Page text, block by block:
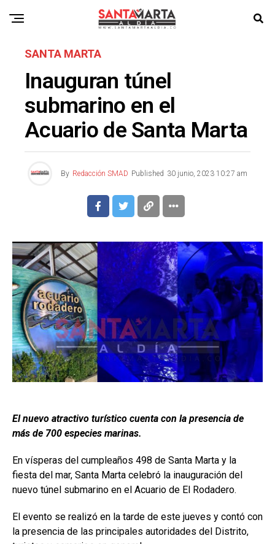
SANTA MARTA
Inauguran túnel
submarino en el
Acuario de Santa Marta
By Redacción SMAD Published 30 junio, 2023 10:27 am
El nuevo atractivo turístico cuenta con la presencia de
más de 700 especies marinas.
En vísperas del cumpleaños 498 de Santa Marta y la
fiesta del mar, Santa Marta celebró la inauguración del
nuevo túnel submarino en el Acuario de El Rodadero.
El evento se realizó en la tarde de este jueves y contó con
la presencia de las principales autoridades del Distrito,